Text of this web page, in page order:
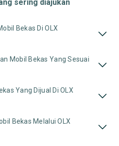
sering diajukan
Bekas Di OLX
Mobil Bekas Yang Sesuai
Yang Dijual Di OLX
Bekas Melalui OLX